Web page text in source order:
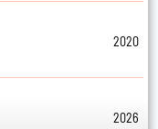
2020
2026